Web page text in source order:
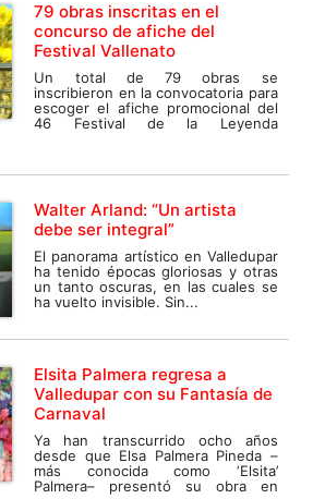
79 obras inscritas en el
concurso de afiche del
Festival Vallenato
Un total de 79 obras se
inscribieron en la convocatoria para
escoger el afiche promocional del
46 Festival de la Leyenda
Walter Arland: “Un artista
debe ser integral”
El panorama artístico en Valledupar
ha tenido épocas gloriosas y otras
un tanto oscuras, en las cuales se
ha vuelto invisible. Sin...
Elsita Palmera regresa a
Valledupar con su Fantasía de
Carnaval
Ya han transcurrido ocho años
desde que Elsa Palmera Pineda –
más conocida como ‘Elsita’
Palmera– presentó su obra en